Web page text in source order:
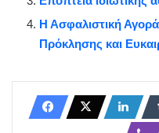
Η Ασφαλιστική
Πρόκλησης και